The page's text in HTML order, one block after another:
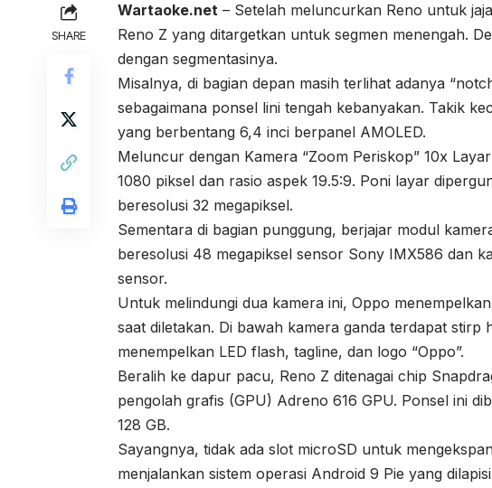
SHARE
Wartaoke.net – Setelah meluncurkan Reno untuk
Reno Z yang ditargetkan untuk segmen menengah.
dengan segmentasinya.
Misalnya, di bagian depan masih terlihat adanya
sebagaimana ponsel lini tengah kebanyakan. Takik
yang berbentang 6,4 inci berpanel AMOLED.
Meluncur dengan Kamera “Zoom Periskop” 10x
1080 piksel dan rasio aspek 19.5:9. Poni layar
beresolusi 32 megapiksel.
Sementara di bagian punggung, berjajar modul
beresolusi 48 megapiksel sensor Sony IMX586 dan
sensor.
Untuk melindungi dua kamera ini, Oppo
saat diletakan. Di bawah kamera ganda terdapat stirp
menempelkan LED flash, tagline, dan logo “Oppo”.
Beralih ke dapur pacu, Reno Z ditenagai chip
pengolah grafis (GPU) Adreno 616 GPU. Ponsel ini
128 GB.
Sayangnya, tidak ada slot microSD untuk
menjalankan sistem operasi Android 9 Pie yang